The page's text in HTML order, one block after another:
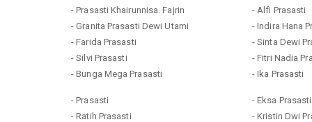
- Prasasti Khairunnisa. Fajrin
- Granita Prasasti Dewi Utami
- Farida Prasasti
- Silvi Prasasti
- Bunga Mega Prasasti
- Alfi Prasasti
- Indira Hana
- Sinta Dewi
- Fitri Nadia
- Ika Prasasti
- Prasasti
- Ratih Prasasti
- Eksa Prasasti
- Kristin Dwi